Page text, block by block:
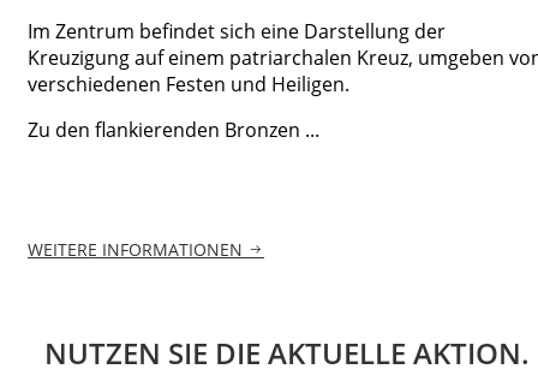
Im Zentrum befindet sich eine Darstellung der
Kreuzigung auf einem patriarchalen Kreuz, umgeben
verschiedenen Festen und Heiligen.
Zu den flankierenden Bronzen ...
WEITERE INFORMATIONEN
NUTZEN SIE DIE AKTUELLE AKTION.